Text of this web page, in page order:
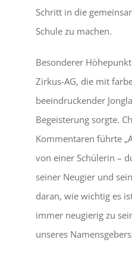
Schritt in die
Schule zu machen.
Besonderer
Zirkus-AG, die mit
beeindruckender
Begeisterung sorgte.
Kommentaren führte
von einer Schülerin –
seiner Neugier und
daran, wie wichtig es
immer neugierig zu
unseres